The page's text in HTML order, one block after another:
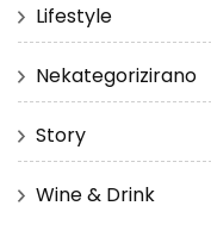
Lifestyle
Nekategorizirano
Story
Wine & Drink